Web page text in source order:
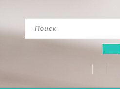
Перейти
к
содержимому